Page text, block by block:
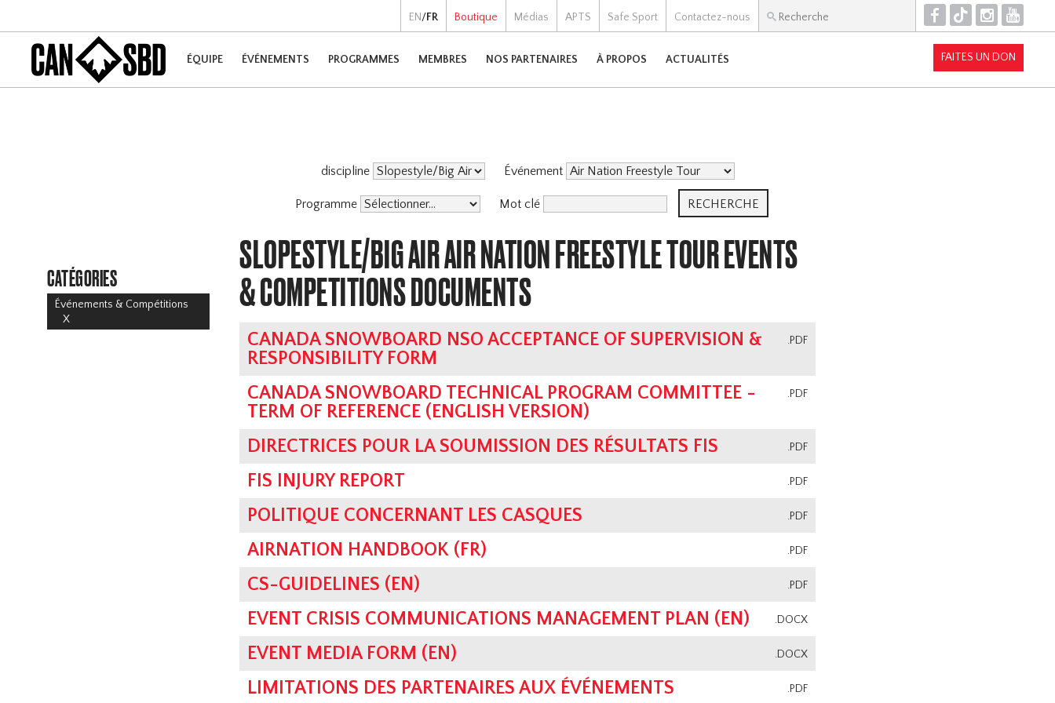
EN/FR Boutique Médias APTS Safe Sport Contactez-nous F T I Y
ÉQUIPE ÉVÉNEMENTS PROGRAMMES MEMBRES NOS PARTENAIRES À PROPOS ACTUALITÉS FAITES UN DON
CATÉGORIES
Événements & Compétitions
X
discipline Événement
Programme Mot clé
SLOPESTYLE/BIG AIR AIR NATION FREESTYLE TOUR EVENTS
& COMPETITIONS DOCUMENTS
.PDF
CANADA SNOWBOARD NSO ACCEPTANCE OF SUPERVISION &
RESPONSIBILITY FORM
.PDF
CANADA SNOWBOARD TECHNICAL PROGRAM COMMITTEE -
TERM OF REFERENCE (ENGLISH VERSION)
.PDF
DIRECTRICES POUR LA SOUMISSION DES RÉSULTATS FIS
.PDF
FIS INJURY REPORT
.PDF
POLITIQUE CONCERNANT LES CASQUES
.PDF
AIRNATION HANDBOOK (FR)
.PDF
CS-GUIDELINES (EN)
.DOCX
EVENT CRISIS COMMUNICATIONS MANAGEMENT PLAN (EN)
.DOCX
EVENT MEDIA FORM (EN)
.PDF
LIMITATIONS DES PARTENAIRES AUX ÉVÉNEMENTS